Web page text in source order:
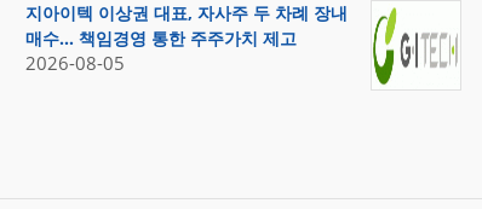
지아이텍 이상권 대표, 자사주 두 차례 장내
매수… 책임경영 통한 주주가치 제고
2026-08-05